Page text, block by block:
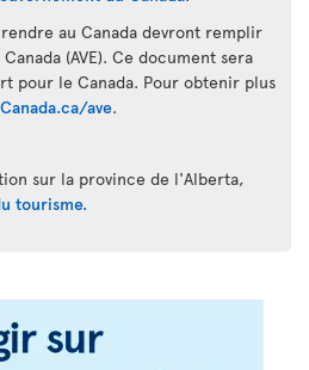
au Canada devront remplir
(AVE). Ce document sera
pour le Canada. Pour obtenir plus
Canada.ca/ave.
sur la province de l'Alberta,
tourisme.